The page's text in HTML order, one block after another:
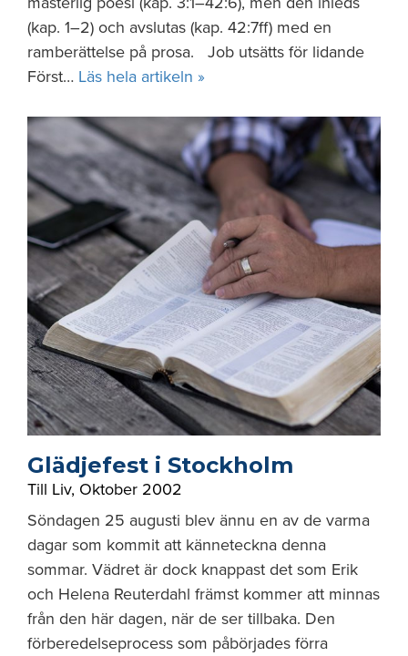
(kap. 1–2) och avslutas (kap. 42:7ff) med en
ramberättelse på prosa. Job utsätts för lidande
Först… Läs hela artikeln »
Glädjefest i Stockholm
Till Liv, Oktober 2002
Söndagen 25 augusti blev ännu en av de varma
dagar som kommit att känneteckna denna
sommar. Vädret är dock knappast det som Erik
och Helena Reuterdahl främst kommer att minnas
från den här dagen, när de ser tillbaka. Den
förberedelseprocess som påbörjades förra